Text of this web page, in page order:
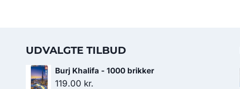
UDVALGTE TILBUD
Burj Khalifa - 1000 brikker
119.00 kr.